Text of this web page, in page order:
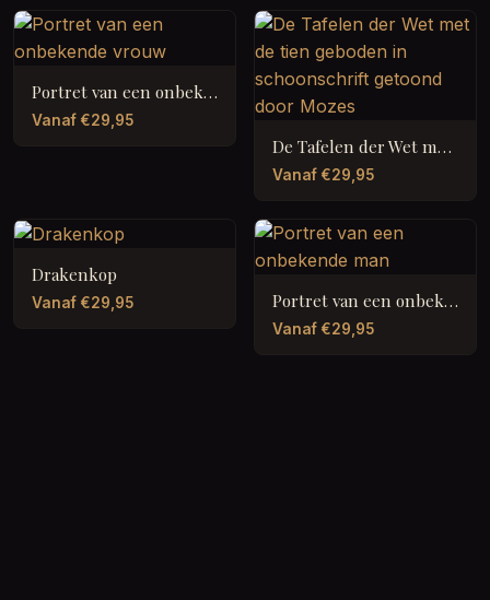
Portret van een onbekende vrouw
Vanaf €29,95
De Tafelen der Wet met de tien geboden in schoonschrift getoond door Mozes
Vanaf €29,95
Drakenkop
Vanaf €29,95 Portret van een onbekende man
Vanaf €29,95